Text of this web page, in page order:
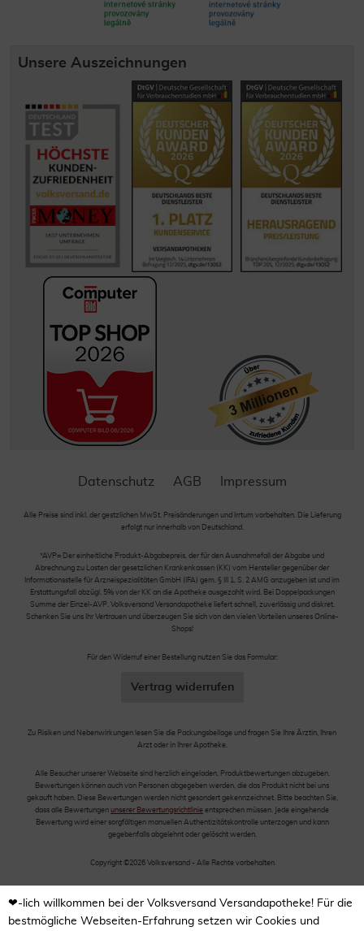
Unsere Auszeichnungen
Datenschutz AGB Impressum
Alle Preise sind inkl. der gestzlichen MwSt. Preisänderungen und Irrtum vorbehalten. Die Lieferung
erfolgt nur innerhalb von Deutschland.
*AVP= Der einheitliche Produkt-Abgabepreis, der für den Ausnahmefall der Abgabe und
Abrechnung zu Lasten der gesetzlichen Krankenkassen (KK) vom Hersteller gegenüber der
Informationsstelle für Arzneispezialitäten GmbH (IFA) gem. § III 1, S. 2 AMG anzugeben ist und im
Erstattungsfall abzügl. 5% von der KK an die Apotheke ausgezahlt wird. Bei Doppelpackungen
Summe der Einzel-AVP. Volksversand Versandapotheke liefert schnell, zuverlässig und diskret.
Schenken Sie uns Ihr Vertrauen und überzeugen Sie sich von den vielen Vorteilen unseres Online-
Shops!
Für den Widerruf einer Bestellung nutzen Sie das Formular:
Vertrag widerrufen
Zu Risiken und Nebenwirkungen lesen Sie die Packungsbeilage und fragen Sie Ihre Ärztin, Ihren
Arzt oder in Ihrer Apotheke.
Alle Besucher unserer Webseite sind herzlich eingeladen, Produktbewertungen abzugeben.
Bewertungen können auch von Personen abgegeben werden, die das Produkt nicht bei uns
gekauft haben. Diese Bewertungen werden nicht gesondert gekennzeichnet. Bitte beachten Sie,
dass alle Bewertungen unserer Bewertungsrichtlinie entsprechen müssen. Jede eingehende
Bewertung wird einer sorgfältigen manuellen Authentizitätskontrolle unterzogen und kann
gegebenfalls abgelehnt oder gelöscht werden.
Copyright ©2026 Volksversand - Alle Rechte vorbehalten
❤-lich willkommen bei der Volksversand Versandapotheke! Für die
bestmögliche Webseiten-Erfahrung setzen wir Cookies und